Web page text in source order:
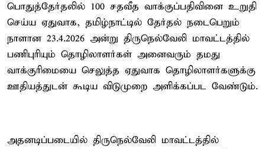
பொதுத்தேர்தலில் 100 சதவீத வாக்குப்பதிவினை உறுதி
செய்ய ஏதுவாக, தமிழ்நாட்டில் தேர்தல் நடைபெறும்
நாளான 23.4.2026 அன்று திருநெல்வேலி மாவட்டத்தில்
பணிபுரியும் தொழிலாளர்கள் அனைவரும் தமது
வாக்குரிமையை செலுத்த ஏதுவாக தொழிலாளர்களுக்கு
ஊதியத்துடன் கூடிய விடுமுறை அளிக்கப்பட வேண்டும்.
அதனடிப்படையில் திருநெல்வேலி மாவட்டத்தில்